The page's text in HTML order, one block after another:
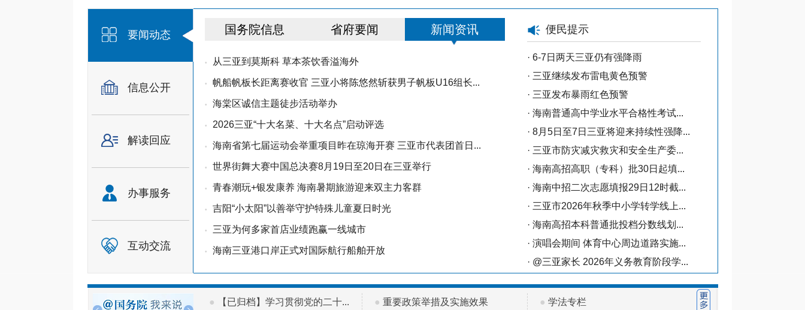
要闻动态
信息公开
解读回应
办事服务
互动交流
国务院信息 省府要闻 新闻资讯
• 从三亚到莫斯科 草本茶饮香溢海外
• 帆船帆板长距离赛收官 三亚小将陈悠然斩获男子帆板U16组长...
• 海棠区诚信主题徒步活动举办
• 2026三亚“十大名菜、十大名点”启动评选
• 海南省第七届运动会举重项目昨在琼海开赛 三亚市代表团首日...
• 世界街舞大赛中国总决赛8月19日至20日在三亚举行
• 青春潮玩+银发康养 海南暑期旅游迎来双主力客群
• 吉阳“小太阳”以善举守护特殊儿童夏日时光
• 三亚为何多家首店业绩跑赢一线城市
• 海南三亚港口岸正式对国际航行船舶开放
便民提示
· 6-7日两天三亚仍有强降雨
· 三亚继续发布雷电黄色预警
· 三亚发布暴雨红色预警
· 海南普通高中学业水平合格性考试...
· 8月5日至7日三亚将迎来持续性强降...
· 三亚市防灾减灾救灾和安全生产委...
· 海南高招高职（专科）批30日起填...
· 海南中招二次志愿填报29日12时截...
· 三亚市2026年秋季中小学转学线上...
· 海南高招本科普通批投档分数线划...
· 演唱会期间 体育中心周边道路实施...
· @三亚家长 2026年义务教育阶段学...
●
【已归档】学习贯彻党的二十...
● 重要政策举措及实施效果
● 学法专栏